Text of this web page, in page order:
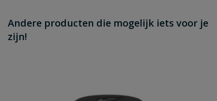
Andere producten die mogelijk iets voor je
zijn!